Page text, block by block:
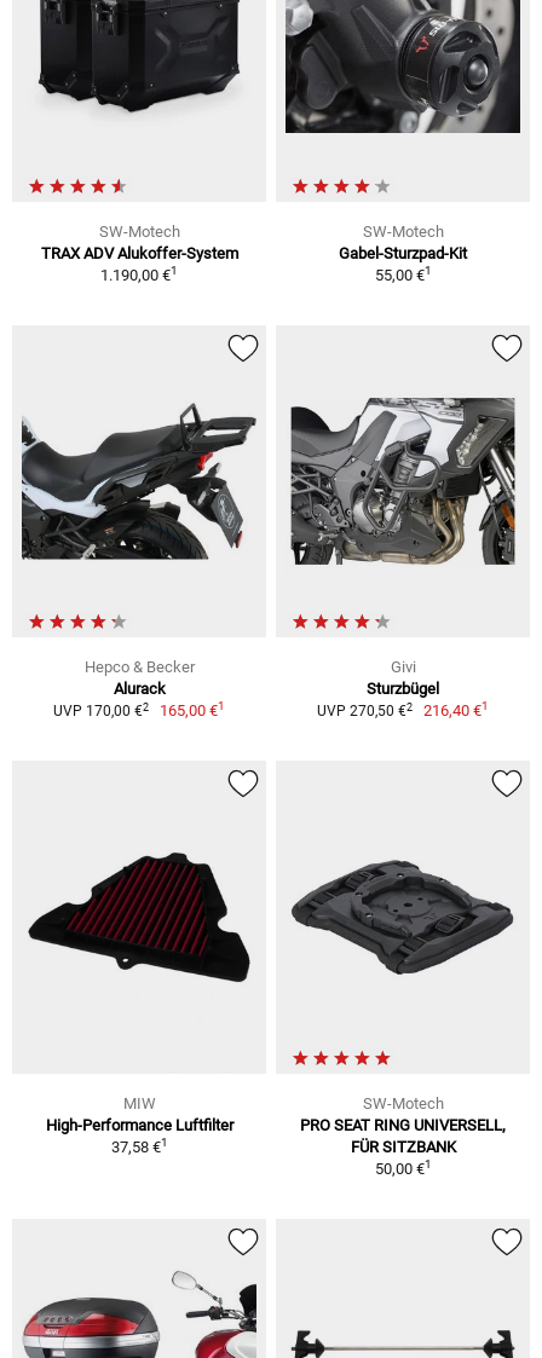
SW-Motech
TRAX ADV Alukoffer-System
1.190,00 €1
SW-Motech
Gabel-Sturzpad-Kit
55,00 €1
Hepco & Becker
Alurack
UVP 170,00 €2 165,00 €1
Givi
Sturzbügel
UVP 270,50 €2 216,40 €1
MIW
High-Performance Luftfilter
37,58 €1
SW-Motech
PRO SEAT RING UNIVERSELL,
FÜR SITZBANK
50,00 €1